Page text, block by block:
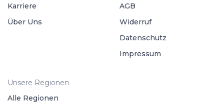
Karriere
Über Uns
AGB
Widerruf
Datenschutz
Impressum
Unsere Regionen
Alle Regionen